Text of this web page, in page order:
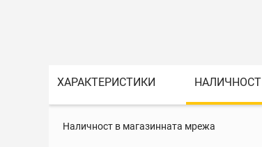
ХАРАКТЕРИСТИКИ НАЛИЧНОСТ
Наличност в магазинната мрежа